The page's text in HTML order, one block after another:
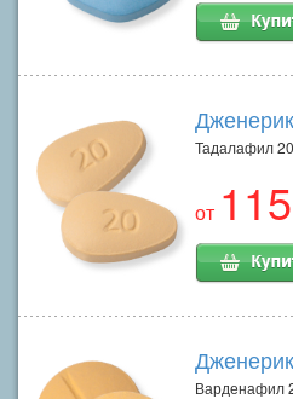
Тадалафил
от 115
Варденафил